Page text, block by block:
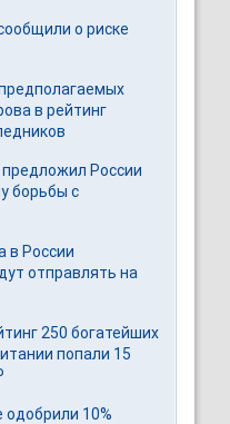
о риске
в рейтинг
России
борьбы с
в России
отправлять на
250 богатейших
попали 15
одобрили 10%